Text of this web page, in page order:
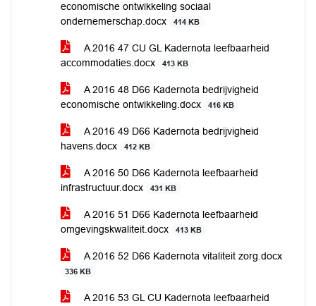
economische ontwikkeling sociaal
ondernemerschap.docx
414 KB
A 2016 47 CU GL Kadernota leefbaarheid
accommodaties.docx
413 KB
A 2016 48 D66 Kadernota bedrijvigheid
economische ontwikkeling.docx
416 KB
A 2016 49 D66 Kadernota bedrijvigheid
havens.docx
412 KB
A 2016 50 D66 Kadernota leefbaarheid
infrastructuur.docx
431 KB
A 2016 51 D66 Kadernota leefbaarheid
omgevingskwaliteit.docx
413 KB
A 2016 52 D66 Kadernota vitaliteit zorg.docx
336 KB
A 2016 53 GL CU Kadernota leefbaarheid